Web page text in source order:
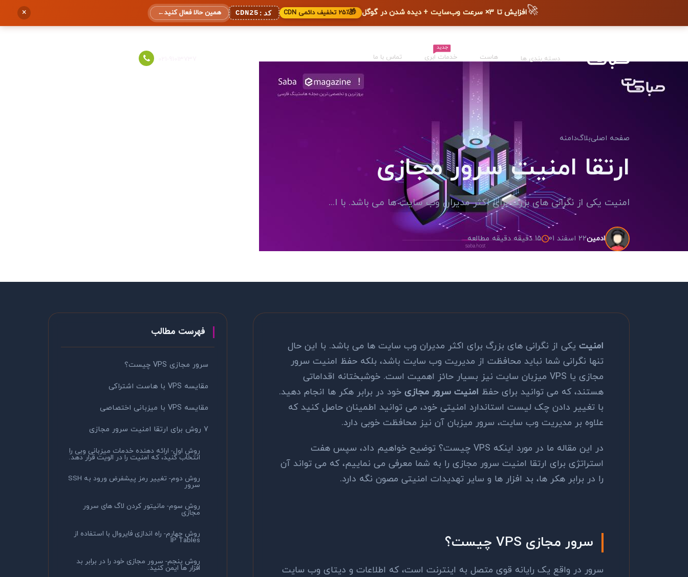
🚀افزایش تا ۳× سرعت وب‌سایت + دیده شدن در گوگل 🎁۲۵٪ تخفیف دائمی CDN کد: CDN25 همین حالا فعال کنید←
×
دسته بندی ها هاست
جدید
خدمات ابری تماس با ما
صفحه اصلیبلاگدامنه
ارتقا امنیت سرور مجازی
امنیت یکی از نگرانی های بزرگ برای اکثر مدیران وب سایت ها می باشد. با ا...
ادمین22 اسفند 01 15 دقیقه دقیقه مطالعه
امنیت یکی از نگرانی های بزرگ برای اکثر مدیران وب سایت ها می باشد. با این حال
تنها نگرانی شما نباید محافظت از مدیریت وب سایت باشد، بلکه حفظ امنیت سرور
مجازی یا VPS میزبان سایت نیز بسیار حائز اهمیت است. خوشبختانه اقداماتی
هستند، که می توانید برای حفظ امنیت سرور مجازی خود در برابر هکر ها انجام دهید.
با تغییر دادن چک لیست استاندارد امنیتی خود، می توانید اطمینان حاصل کنید که
علاوه بر مدیریت وب سایت، سرور میزبان آن نیز محافظت خوبی دارد.
در این مقاله ما در مورد اینکه VPS چیست؟ توضیح خواهیم داد، سپس هفت
استراتژی برای ارتقا امنیت سرور مجازی را به شما معرفی می نماییم، که می تواند آن
را در برابر هکر ها، بد افزار ها و سایر تهدیدات امنیتی مصون نگه دارد.
سرور مجازی VPS چیست؟
سرور در واقع یک رایانه قوی متصل به اینترنت است، که اطلاعات و دیتای وب سایت
فهرست مطالب
سرور مجازی VPS چیست؟
مقایسه VPS با هاست اشتراکی
مقایسه VPS با میزبانی اختصاصی
7 روش برای ارتقا امنیت سرور مجازی
روش اول- ارائه دهنده خدمات میزبانی وبی را
انتخاب کنید، که امنیت را در الویت قرار دهد.
روش دوم- تغییر رمز پیشفرض ورود به SSH
سرور
روش سوم- مانیتور کردن لاگ های سرور
مجازی
روش چهارم- راه اندازی فایروال با استفاده از
IP Tables
روش پنجم- سرور مجازی خود را در برابر بد
افزار ها ایمن کنید.